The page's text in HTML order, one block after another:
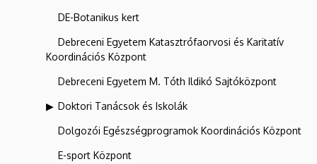
DE-Botanikus kert
Debreceni Egyetem Katasztrófaorvosi és Karitatív
Koordinációs Központ
Debreceni Egyetem M. Tóth Ildikó Sajtóközpont
Doktori Tanácsok és Iskolák
Dolgozói Egészségprogramok Koordinációs Központ
E-sport Központ